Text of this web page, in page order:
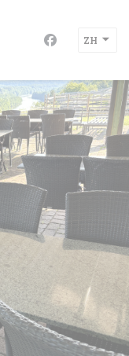
Facebook ((
ZH